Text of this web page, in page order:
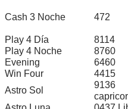
Cash 3 Noche 472
Play 4 Día
8114
Play 4 Noche
8760
Evening
6460
Win Four
4415
Astro Sol
9136